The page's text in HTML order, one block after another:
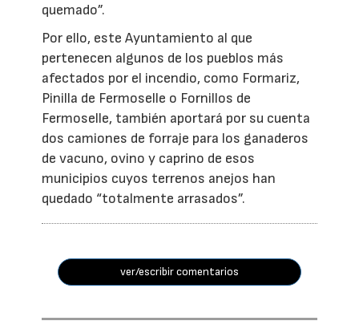
quemado”.
Por ello, este Ayuntamiento al que
pertenecen algunos de los pueblos más
afectados por el incendio, como Formariz,
Pinilla de Fermoselle o Fornillos de
Fermoselle, también aportará por su cuenta
dos camiones de forraje para los ganaderos
de vacuno, ovino y caprino de esos
municipios cuyos terrenos anejos han
quedado “totalmente arrasados”.
ver/escribir comentarios